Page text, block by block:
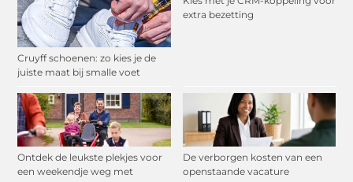
Cruyff schoenen: zo kies je de
juiste maat bij smalle voet
extra bezetting
Ontdek de leukste plekjes voor
een weekendje weg met
De verborgen kosten van een
openstaande vacature